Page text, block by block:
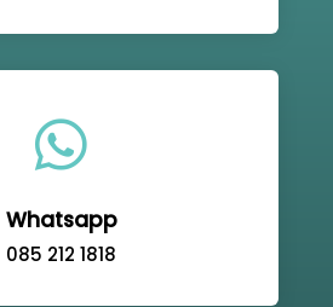

Whatsapp
085 212 1818